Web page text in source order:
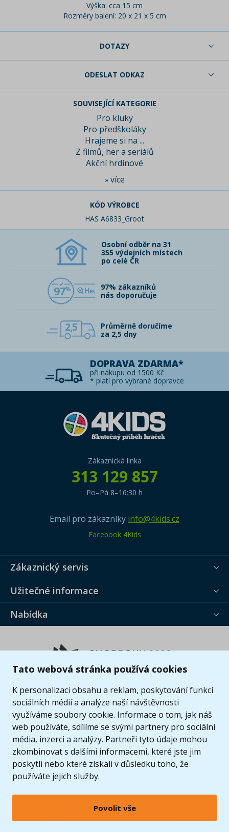
Tato webová stránka používá cookies
K personalizaci obsahu a reklam, poskytování funkcí
sociálních médií a analýze naší návštěvnosti
využíváme soubory cookie. Informace o tom, jak náš
web používáte, sdílíme se svými partnery pro sociální
média, inzerci a analýzy. Partneři tyto údaje mohou
zkombinovat s dalšími informacemi, které jste jim
poskytli nebo které získali v důsledku toho, že
používáte jejich služby.
Povolit vše
Výška: cca 15 cm
Rozměry balení: 20 x 21 x 5 cm
DOTAZY
ODESLAT ODKAZ
SOUVISEJÍCÍ KATEGORIE
Pro kluky
Pro předškoláky
Hrajeme si na ...
Z filmů, her a seriálů
Akční hrdinové
» více
KÓD VÝROBCE
HAS A6833_Groot
Osobní odběr na 31
355 výdejních místech
po celé ČR
97
97% zákazníků
nás doporučuje
2,5
Průměrně doručíme
za 2,5 dny
DOPRAVA ZDARMA*
při nákupu od 1500 Kč
* platí pro vybrané dopravce
Zákaznická linka
313 129 857
Po–Pá 8–16:30 h
Email pro zákazníky info@4kids.cz
Facebook 4Kids
Zákaznický servis
Užitečné informace
Nabídka
© 2005 - 2026 Copyright 4kids.cz